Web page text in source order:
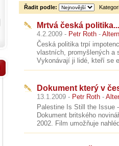
Řadit podle:
Mrtvá česká
4.2.2009 - Petr Roth -
Česká politika trpí
vlastních, promyšlených a
Vykonávají ji lidé, kteří se
Dokument který v
13.1.2009 - Petr Roth -
Palestine Is Still the Issue
Dokument britského
2002. Film umožňuje